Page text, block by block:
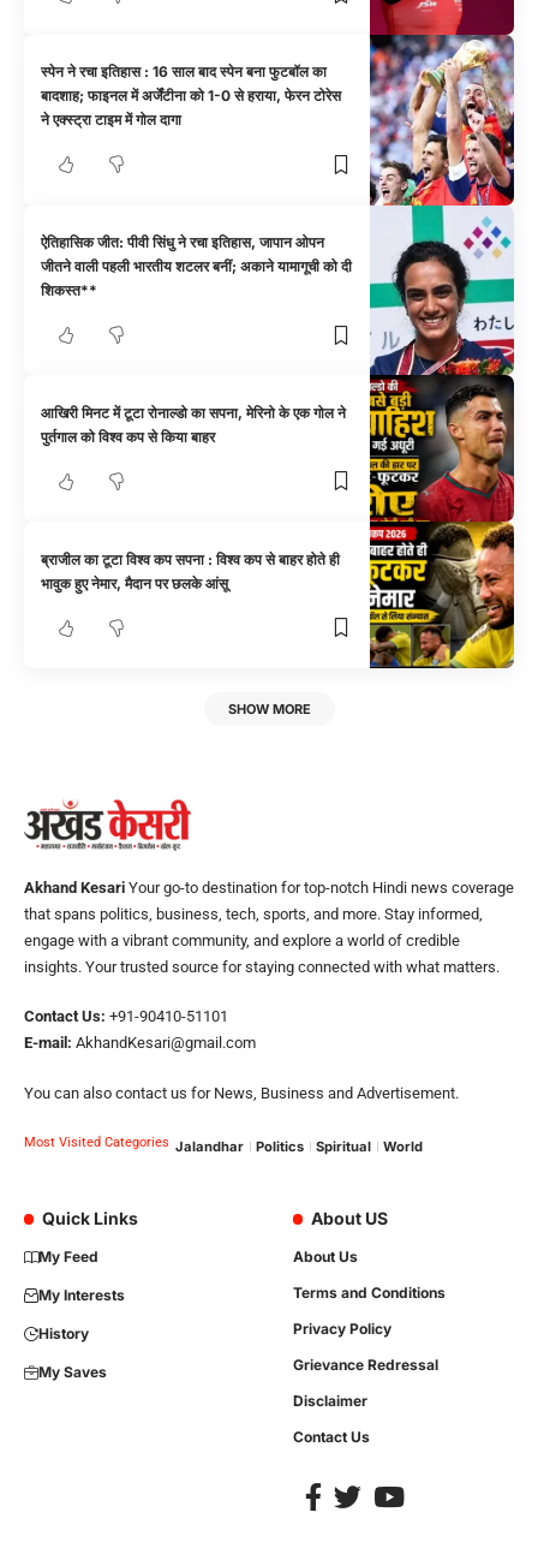
स्पेन ने रचा इतिहास : 16 साल बाद स्पेन बना फुटबॉल का
बादशाह; फाइनल में अर्जेंटीना को 1-0 से हराया, फेरन टोरेस
ने एक्स्ट्रा टाइम में गोल दागा
ऐतिहासिक जीत: पीवी सिंधु ने रचा इतिहास, जापान ओपन
जीतने वाली पहली भारतीय शटलर बनीं; अकाने यामागूची को दी
शिकस्त**
आखिरी मिनट में टूटा रोनाल्डो का सपना, मेरिनो के एक गोल ने
पुर्तगाल को विश्व कप से किया बाहर
ब्राजील का टूटा विश्व कप सपना : विश्व कप से बाहर होते ही
भावुक हुए नेमार, मैदान पर छलके आंसू
SHOW MORE
Akhand Kesari Your go-to destination for top-notch Hindi news coverage
that spans politics, business, tech, sports, and more. Stay informed,
engage with a vibrant community, and explore a world of credible
insights. Your trusted source for staying connected with what matters.
Contact Us: +91-90410-51101
E-mail: AkhandKesari@gmail.com
You can also contact us for News, Business and Advertisement.
Most Visited Categories Jalandhar Politics Spiritual World
Quick Links
My Feed
My Interests
History
My Saves
About US
About Us
Terms and Conditions
Privacy Policy
Grievance Redressal
Disclaimer
Contact Us